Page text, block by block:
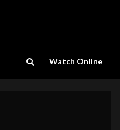
Watch Online